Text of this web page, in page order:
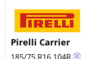
Pirelli Carrier
185/75 R16 104R